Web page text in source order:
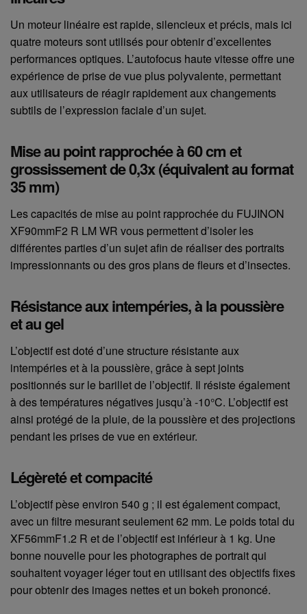
Un moteur linéaire est rapide, silencieux et précis, mais ici
quatre moteurs sont utilisés pour obtenir d’excellentes
performances optiques. L’autofocus haute vitesse offre une
expérience de prise de vue plus polyvalente, permettant
aux utilisateurs de réagir rapidement aux changements
subtils de l’expression faciale d’un sujet.
Mise au point rapprochée à 60 cm et
grossissement de 0,3x (équivalent au format
35 mm)
Les capacités de mise au point rapprochée du FUJINON
XF90mmF2 R LM WR vous permettent d’isoler les
différentes parties d’un sujet afin de réaliser des portraits
impressionnants ou des gros plans de fleurs et d’insectes.
Résistance aux intempéries, à la poussière
et au gel
L’objectif est doté d’une structure résistante aux
intempéries et à la poussière, grâce à sept joints
positionnés sur le barillet de l’objectif. Il résiste également
à des températures négatives jusqu’à -10°C. L’objectif est
ainsi protégé de la pluie, de la poussière et des projections
pendant les prises de vue en extérieur.
Légèreté et compacité
L’objectif pèse environ 540 g ; il est également compact,
avec un filtre mesurant seulement 62 mm. Le poids total du
XF56mmF1.2 R et de l’objectif est inférieur à 1 kg. Une
bonne nouvelle pour les photographes de portrait qui
souhaitent voyager léger tout en utilisant des objectifs fixes
pour obtenir des images nettes et un bokeh prononcé.